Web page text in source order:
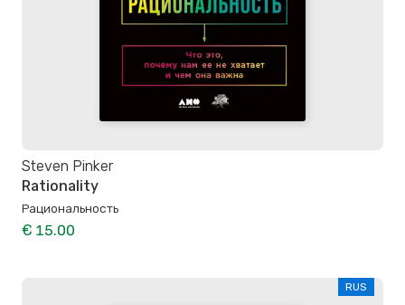
Steven Pinker
Rationality
Рациональность
€ 15.00
RUS